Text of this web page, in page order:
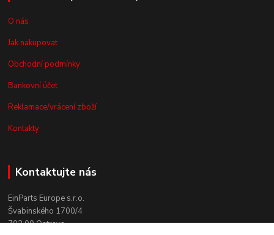
O nás
Jak nakupovat
Obchodní podmínky
Bankovní účet
Reklamace/vrácení zboží
Kontakty
Kontaktujte nás
EinParts Europe s.r.o.
Švabinského 1700/4
702 00 Ostrava